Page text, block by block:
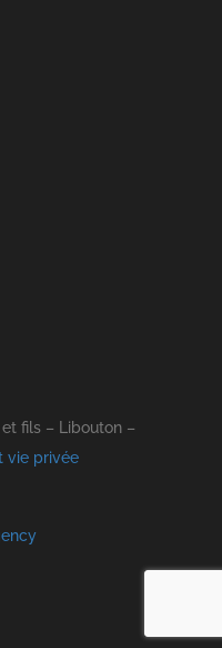
fils – Libouton –
vie privée